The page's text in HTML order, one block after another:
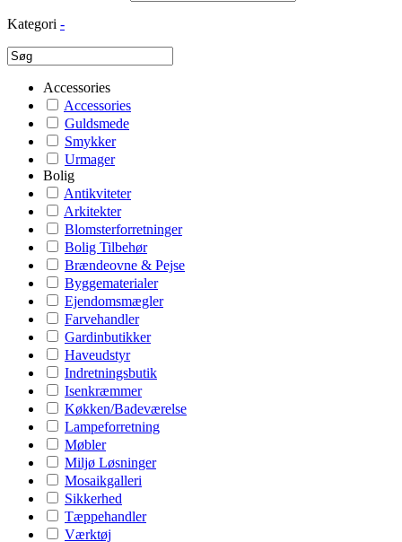
Kategori -
Accessories
Accessories
Guldsmede
Smykker
Urmager
Bolig
Antikviteter
Arkitekter
Blomsterforretninger
Bolig Tilbehør
Brændeovne & Pejse
Byggematerialer
Ejendomsmægler
Farvehandler
Gardinbutikker
Haveudstyr
Indretningsbutik
Isenkræmmer
Køkken/Badeværelse
Lampeforretning
Møbler
Miljø Løsninger
Mosaikgalleri
Sikkerhed
Tæppehandler
Værktøj